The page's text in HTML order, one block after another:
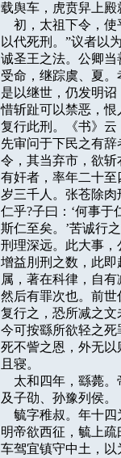
载舆车，虎贲舁上殿
初，太祖下令，
以代死刑。”议者以
诚圣王之法。公卿当
受命，继踪虞、夏。
是以继世，仍发明
惜斩趾可以禁恶，恨
复行此刑。《书》云
先审问于下民之有
令，其当弃市，欲
有奸者，率年二十至
岁三千人。张苍除
仁乎?子曰：‘何事于
斯仁至矣。’苦诚行
刑理深远。此大事，
增益刖刑之数，此
属，著在科律，自
然后有罪次也。前
复行之，恐所减之文
今可按繇所欲轻之
死不訾之恩，外无以
且寝。
太和四年，繇薨
及子劭、孙豫列侯。
毓字稚叔。年十
明帝欲西征，毓上疏
车驾宜镇守中土，